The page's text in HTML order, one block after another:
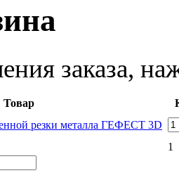
заказа,
Товар
резки металла ГЕФЕСТ 3D
1